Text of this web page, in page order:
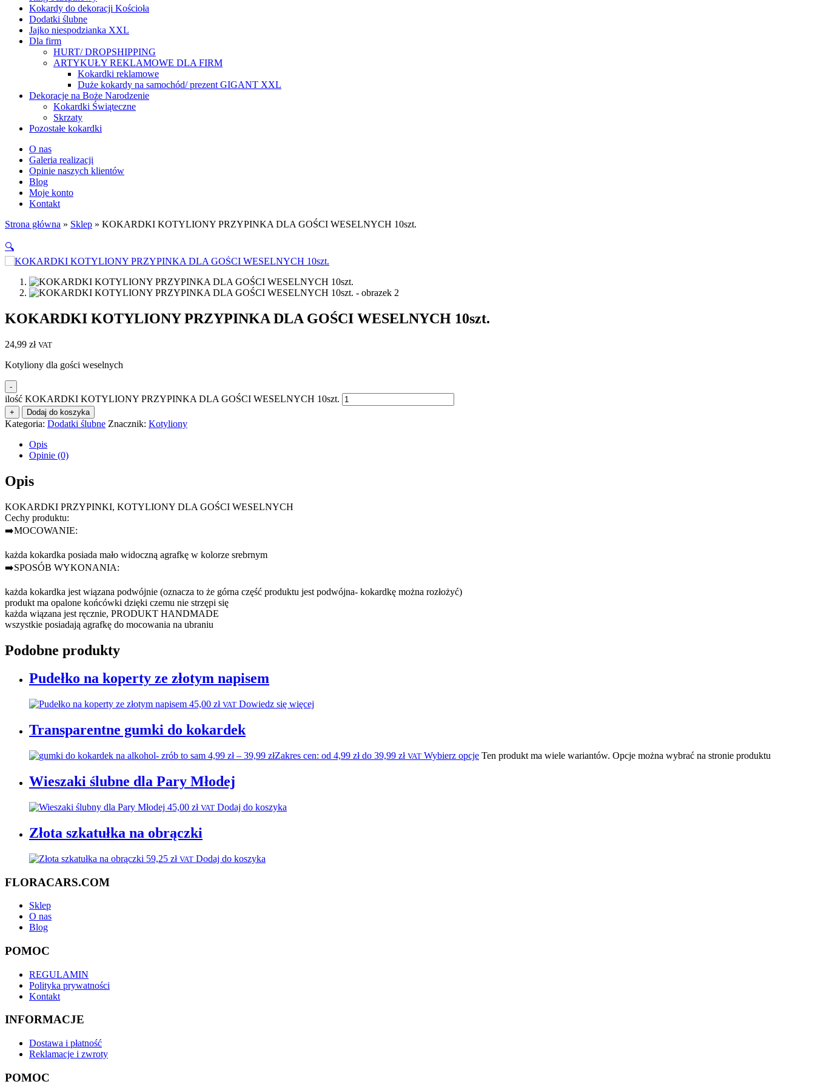
Kokardy do dekoracji Kościoła
Dodatki ślubne
Jajko niespodzianka XXL
Dla firm
HURT/ DROPSHIPPING
ARTYKUŁY REKLAMOWE DLA FIRM
Kokardki reklamowe
Duże kokardy na samochód/ prezent GIGANT XXL
Dekoracje na Boże Narodzenie
Kokardki Świąteczne
Skrzaty
Pozostałe kokardki
O nas
Galeria realizacji
Opinie naszych klientów
Blog
Moje konto
Kontakt
Strona główna » Sklep » KOKARDKI KOTYLIONY PRZYPINKA DLA GOŚCI WESELNYCH 10szt.
🔍
KOKARDKI KOTYLIONY PRZYPINKA DLA GOŚCI WESELNYCH 10szt.
24,99 zł VAT
Kotyliony dla gości weselnych
-
ilość KOKARDKI KOTYLIONY PRZYPINKA DLA GOŚCI WESELNYCH 10szt.
+ Dodaj do koszyka
Kategoria: Dodatki ślubne Znacznik: Kotyliony
Opis
Opinie (0)
Opis
KOKARDKI PRZYPINKI, KOTYLIONY DLA GOŚCI WESELNYCH
Cechy produktu:
➡️MOCOWANIE:
każda kokardka posiada mało widoczną agrafkę w kolorze srebrnym
➡️SPOSÓB WYKONANIA:
każda kokardka jest wiązana podwójnie (oznacza to że górna część produktu jest podwójna- kokardkę można rozłożyć)
produkt ma opalone końcówki dzięki czemu nie strzępi się
każda wiązana jest ręcznie, PRODUKT HANDMADE
wszystkie posiadają agrafkę do mocowania na ubraniu
Podobne produkty
Pudełko na koperty ze złotym napisem
45,00 zł VAT Dowiedz się więcej
Transparentne gumki do kokardek
4,99 zł – 39,99 złZakres cen: od 4,99 zł do 39,99 zł VAT Wybierz opcje Ten produkt ma wiele wariantów. Opcje można wybrać na stronie produktu
Wieszaki ślubne dla Pary Młodej
45,00 zł VAT Dodaj do koszyka
Złota szkatułka na obrączki
59,25 zł VAT Dodaj do koszyka
FLORACARS.COM
Sklep
O nas
Blog
POMOC
REGULAMIN
Polityka prywatności
Kontakt
INFORMACJE
Dostawa i płatność
Reklamacje i zwroty
POMOC